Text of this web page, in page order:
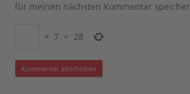
für meinen nächsten Kommentar
× 7 = 28